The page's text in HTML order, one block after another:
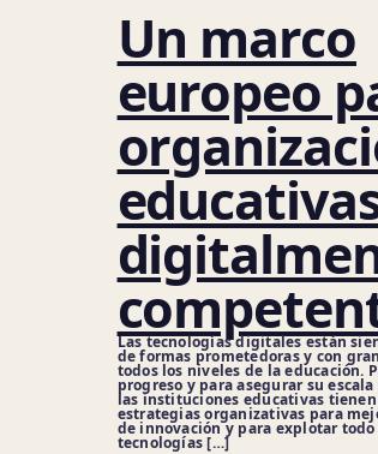
Un marco
europeo
Las tecnologías digitales están
de formas prometedoras y con
todos los niveles de la educación.
progreso y para asegurar su
las instituciones educativas
estrategias organizativas para
de innovación y para explotar
tecnologías […]